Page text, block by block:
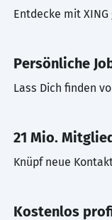
Entdecke mit
Persönliche
Lass Dich finden
21 Mio.
Knüpf neue
Kostenlos